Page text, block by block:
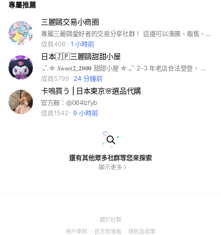
專屬推薦
三麗鷗交易小商圈
專屬三麗鷗愛好者的交易分享社群！ 這邊可以湊團、販售、交換商品
成員408
1 小時前
日本🇯🇵三麗鷗甜甜小屋
‧₊˚.☆ 𝑺𝒘𝒆𝒆𝒕𝟐_𝟐𝟎𝟎𝟎 甜甜小屋 ☆.₊˚‧ 2-3 年老店合法營登， 專營🇯🇵三麗鷗、拉拉熊等各類日本小物 ⚠️ 你想清楚了嗎？想存錢的話千萬別進群🥵🥵 近期整理社群幽靈人口👻 如有誤刪可以私訊官方找我💗
成員5799
24 分鐘前
卡嗚買う | 日本東京🌸選品代購
官方賴：@064lzfyb
成員1542
9 小時前
還有其他眾多社群等您來探索
顯示更多
關於社群(Open
用戶準則 (Open
官方部落格 (Open
規則及政策(Open